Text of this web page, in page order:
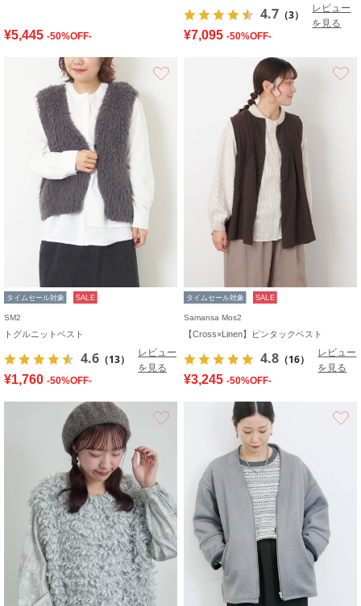
¥5,445 -50%OFF-
4.7 （3）
レビュー
を見る
¥7,095 -50%OFF-
タイムセール対象 SALE
SM2
トグルニットベスト
4.6 （13）
レビュー
を見る
¥1,760 -50%OFF-
タイムセール対象 SALE
Samansa Mos2
【Cross×Linen】ピンタックベスト
4.8 （16）
レビュー
を見る
¥3,245 -50%OFF-